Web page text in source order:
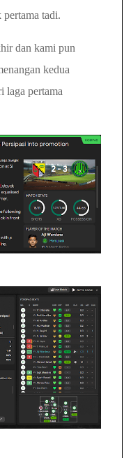
tadi.
dan kami pun
kedua
laga pertama